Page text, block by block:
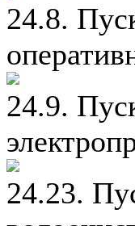
24.8.
24.9.
24.23.